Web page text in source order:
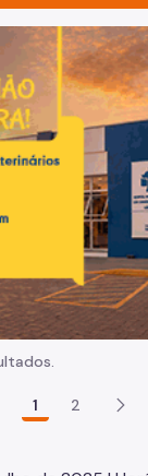
Chefe
Municipais (CAM)
Social
(ASPLAN)
caramelo e
1 2